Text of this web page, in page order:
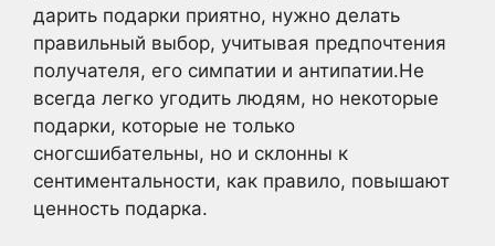
дарить подарки приятно, нужно делать
правильный выбор, учитывая предпочтения
получателя, его симпатии и антипатии.Не
всегда легко угодить людям, но некоторые
подарки, которые не только
сногсшибательны, но и склонны к
сентиментальности, как правило, повышают
ценность подарка.